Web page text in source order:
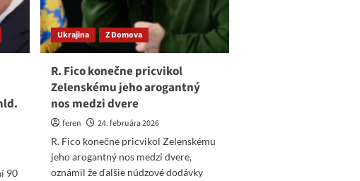
že
Fico
90
Ukrajina Z Domova
R. Fico konečne pricvikol
Zelenskému jeho arogantný
nos medzi dvere
feren
24. februára 2026
R. Fico konečne pricvikol Zelenskému
jeho arogantný nos medzi dvere,
oznámil že ďalšie núdzové dodávky